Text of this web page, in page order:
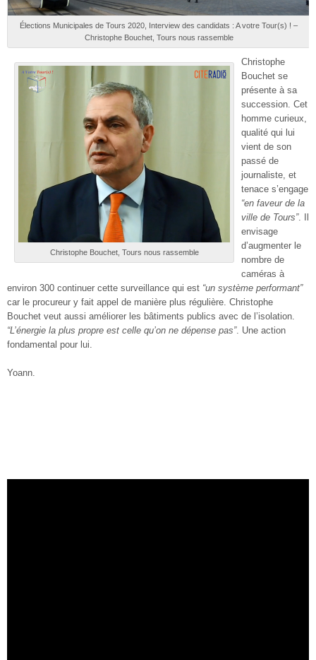
Élections Municipales de Tours 2020, Interview des candidats : A votre Tour(s) ! –
Christophe Bouchet, Tours nous rassemble
Christophe Bouchet, Tours nous rassemble
Christophe
Bouchet se
présente à sa
succession. Cet
homme curieux,
qualité qui lui
vient de son
passé de
journaliste, et
tenace s’engage
“en faveur de la
ville de Tours”. Il
envisage
d’augmenter le
nombre de
caméras à
environ 300 continuer cette surveillance qui est “un système performant”
car le procureur y fait appel de manière plus régulière. Christophe
Bouchet veut aussi améliorer les bâtiments publics avec de l’isolation.
“L’énergie la plus propre est celle qu’on ne dépense pas”. Une action
fondamental pour lui.
Yoann.